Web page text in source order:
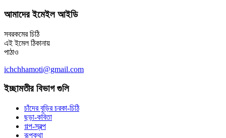
আমাদের ইমেইল আইডি
সবরকমের চিঠি
এই ইমেল ঠিকানায়
পাঠাও
ichchhamoti@gmail.com
ইচ্ছামতীর বিভাগ গুলি
চাঁদের বুড়ির চরকা-চিঠি
ছড়া-কবিতা
গল্প-স্বল্প
রূপকথা